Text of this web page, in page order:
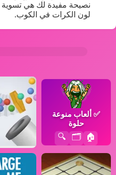
نصيحة مفيدة لك هي تسوية
لون الكرات في الكوب.
✅ ألعاب منوعة
حلوة
🏠
🗂️
🔍